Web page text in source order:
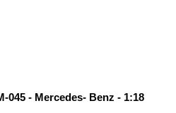
045 - Mercedes- Benz - 1:18